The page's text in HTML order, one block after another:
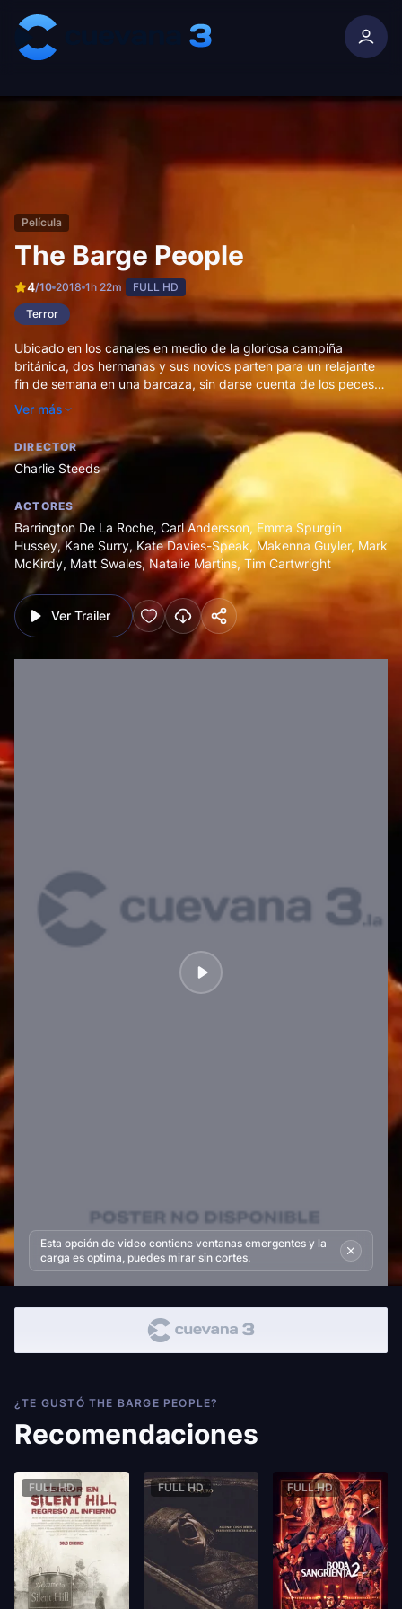
Película
The Barge People
4/10 2018 1h 22m
FULL HD
Terror
Ubicado en los canales en medio de la gloriosa campiña
británica, dos hermanas y sus novios parten para un relajante
fin de semana en una barcaza, sin darse cuenta de los peces
mutantes carnívoros que acechan en el agua, listos y
esperando para alimentarse.
Ver más
DIRECTOR
Charlie Steeds
ACTORES
Barrington De La Roche, Carl Andersson, Emma Spurgin
Hussey,Kane Surry, Kate Davies-Speak, Makenna Guyler, Mark
McKirdy, Matt Swales, Natalie Martins, Tim Cartwright
Ver Trailer
Esta opción de video contiene ventanas emergentes y la
carga es optima, puedes mirar sin cortes.
¿TE GUSTÓ THE BARGE PEOPLE?
Recomendaciones
FULL HD FULL HD FULL HD